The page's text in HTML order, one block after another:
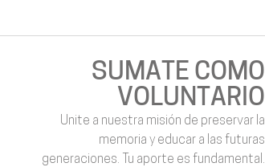
SUMATE COMO
VOLUNTARIO
Unite a nuestra misión de preservar la
memoria y educar a las futuras
generaciones. Tu aporte es fundamental.